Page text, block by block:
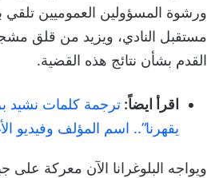
ورشوة المسؤولين العموميين تلقي
مستقبل النادي، ويزيد من قلق
القدم بشأن نتائج هذه القضية.
اقرأ ايضاً: ترجمة كلمات نشيد
يقهرنا”.. اسم المؤلف وفيديو
ويواجه البلوغرانا الآن معركة على